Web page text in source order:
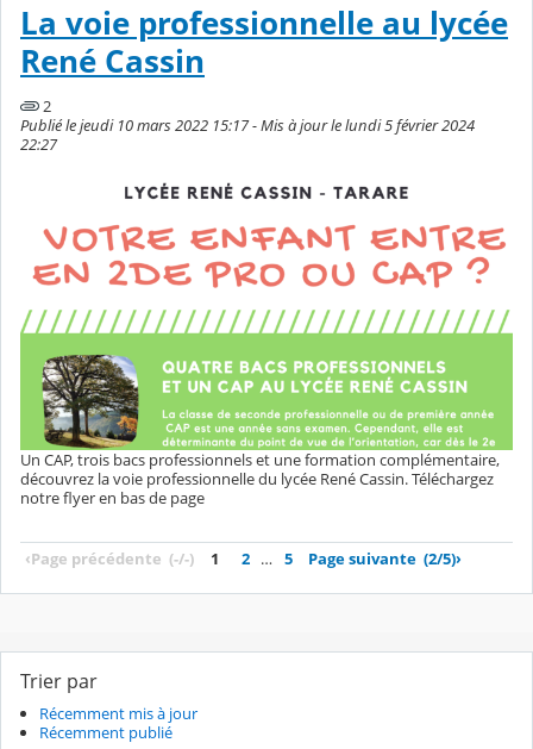
La voie professionnelle au lycée
René Cassin
2
Publié le jeudi 10 mars 2022 15:17 - Mis à jour le lundi 5 février 2024
22:27
Un CAP, trois bacs professionnels et une formation complémentaire,
découvrez la voie professionnelle du lycée René Cassin. Téléchargez
notre flyer en bas de page
‹Page précédente (-/-) 1 2 … 5 Page suivante (2/5)›
Trier par
Récemment mis à jour
Récemment publié